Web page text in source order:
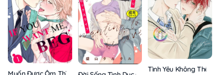
Tình Yêu Không Thể